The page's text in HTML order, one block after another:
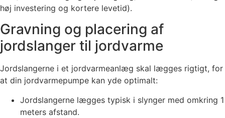
høj investering og kortere levetid).
Gravning og placering af
jordslanger til jordvarme
Jordslangerne i et jordvarmeanlæg skal lægges rigtigt, for
at din jordvarmepumpe kan yde optimalt:
Jordslangerne lægges typisk i slynger med omkring 1
meters afstand.